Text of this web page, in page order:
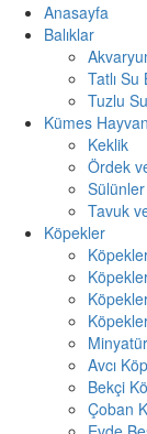
Anasayfa
Balıklar
Tatlı Su
Tuzlu
Kümes
Keklik
Ördek
Tavuk
Köpekler
Avcı
Bekçi
Çoban